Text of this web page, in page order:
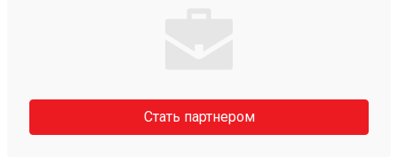
Стать партнером